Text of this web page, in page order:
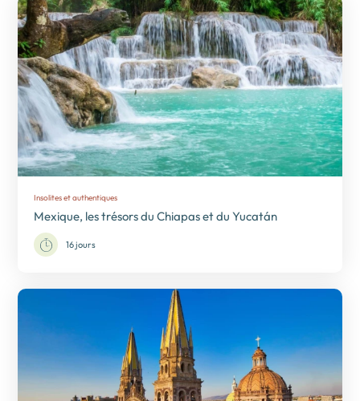
Insolites et authentiques
Mexique, les trésors du Chiapas et du Yucatán
16 jours